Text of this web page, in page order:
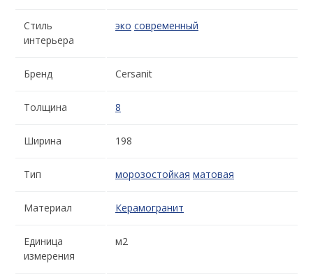
Стиль
интерьера
эко современный
Бренд Cersanit
Толщина 8
Ширина 198
Тип морозостойкая матовая
Материал Керамогранит
Единица
измерения
м2